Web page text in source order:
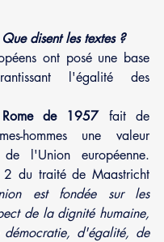
disent les textes ?
ont posé une base
l'égalité des
de 1957 fait de
hommes une valeur
de l'Union européenne.
du traité de Maastricht
est fondée sur les
de la dignité humaine,
d'égalité, de